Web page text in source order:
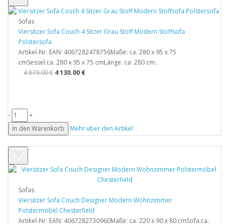
Sofas
Viersitzer Sofa Couch 4 Sitzer Grau Stoff Modern Stoffsofa
Polstersofa
Artikel-Nr. EAN: 4067282478756Maße: ca. 280 x 95 x 75
cmSessel:ca. 280 x 95 x 75 cmLänge: ca: 280 cm..
4 879.00 € 4 130.00 €
-
+
In den Warenkorb
Mehr über den Artikel
Sofas
Viersitzer Sofa Couch Designer Modern Wohnzimmer
Polstermöbel Chesterfield
Artikel-Nr. EAN: 4067282730960Maße: ca. 220 x 90 x 80 cmSofa:ca.